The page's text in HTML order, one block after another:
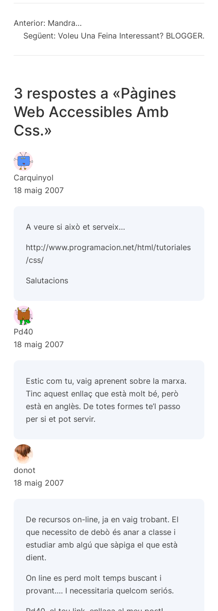
Anterior: Mandra…
Següent: Voleu Una Feina Interessant? BLOGGER.
3 respostes a «Pàgines
Web Accessibles Amb
Css.»
Carquinyol
18 maig 2007
A veure si això et serveix…
http://www.programacion.net/html/tutoriales
/css/
Salutacions
Pd40
18 maig 2007
Estic com tu, vaig aprenent sobre la marxa.
Tincaquest enllaç que està molt bé, però
està en anglès. De totes formes te’l passo
per si et pot servir.
donot
18 maig 2007
De recursos on-line, ja en vaig trobant. El
que necessito de debò és anar a classe i
estudiar amb algú que sàpiga el que està
dient.
On line es perd molt temps buscant i
provant…. I necessitaria quelcom seriós.